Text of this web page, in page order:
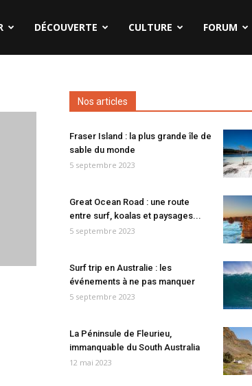
DÉCOUVERTE CULTURE FORUM
Nos articles
Fraser Island : la plus grande île de
sable du monde
5 septembre 2023
Great Ocean Road : une route
entre surf, koalas et paysages...
5 septembre 2023
Surf trip en Australie : les
événements à ne pas manquer
5 septembre 2023
La Péninsule de Fleurieu,
immanquable du South Australia
12 mai 2023